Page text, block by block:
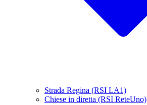
Strada Regina (RSI LA1)
Chiese in diretta (RSI ReteUno)